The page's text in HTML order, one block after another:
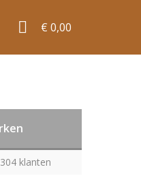
€ 0,00
klanten